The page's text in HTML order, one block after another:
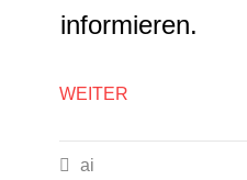
informieren.
WEITER

ai